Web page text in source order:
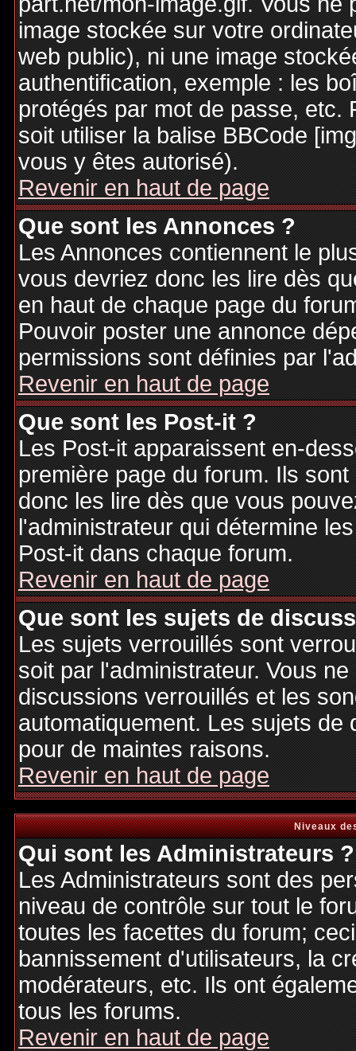
image stockée sur votre
web public), ni une image
authentification, exemple : les
protégés par mot de passe, etc.
soit utiliser la balise BBCode
vous y êtes autorisé).
Revenir en haut de page
Que sont les Annonces ?
Les Annonces contiennent le
vous devriez donc les lire dès
en haut de chaque page du
Pouvoir poster une annonce
permissions sont définies par
Revenir en haut de page
Que sont les Post-it ?
Les Post-it apparaissent en-
première page du forum. Ils
donc les lire dès que vous
l'administrateur qui détermine
Post-it dans chaque forum.
Revenir en haut de page
Que sont les sujets de
Les sujets verrouillés sont
soit par l'administrateur. Vous
discussions verrouillés et les
automatiquement. Les sujets
pour de maintes raisons.
Revenir en haut de page
Niveaux
Qui sont les Administrateurs ?
Les Administrateurs sont des
niveau de contrôle sur tout le
toutes les facettes du forum;
bannissement d'utilisateurs, la
modérateurs, etc. Ils ont
tous les forums.
Revenir en haut de page